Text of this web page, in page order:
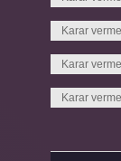
Karar
Karar
Karar